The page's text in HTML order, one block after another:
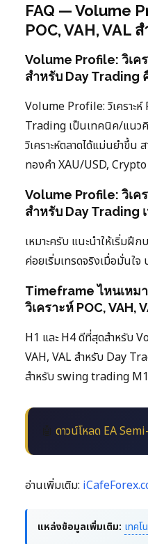
FAQ — Volume
POC, VAH, VAL
Volume Profile: วิเคร
สำหรับ Day Trading
Volume Profile: วิเคราะห์
Trading เป็นเทคนิค/แนวคิ
วิเคราะห์ตลาดได้แม่นยำขึ้น
ทองคำ XAU/USD, Crypto
Volume Profile: วิเคร
สำหรับ Day Trading
เหมาะครับ แนะนำให้เริ่ม
ค่อยเริ่มเทรดจริงเมื่อมั่นใ
Timeframe ไหนเหม
วิเคราะห์ POC, VAH,
H1 และ H4 ดีที่สุดสำหรับ
VAH, VAL สำหรับ Day
สำหรับ swing trading
ดาวน์โหลด EA
อ่านเพิ่มเติม:
แหล่งข้อมูลเพิ่มเติม: เทคโ